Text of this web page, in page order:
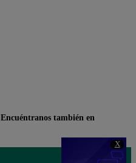
X
Encuéntranos también en